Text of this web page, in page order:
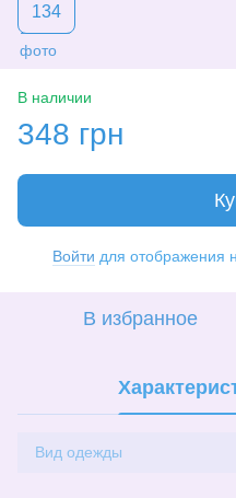
134
В наличии
348 грн
Войти для отображения
В избранное
Вид одежды